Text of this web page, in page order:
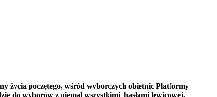
życia poczętego, wśród wyborczych obietnic Platformy
do wyborów z niemal wszystkimi hasłami lewicowej,